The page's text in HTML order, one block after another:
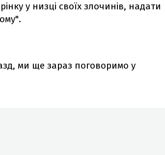
у низці своїх злочинів, надати
ми ще зараз поговоримо у